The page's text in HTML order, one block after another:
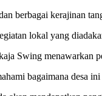
berbagai kerajinan
lokal yang
Swing menawarkan
bagaimana desa